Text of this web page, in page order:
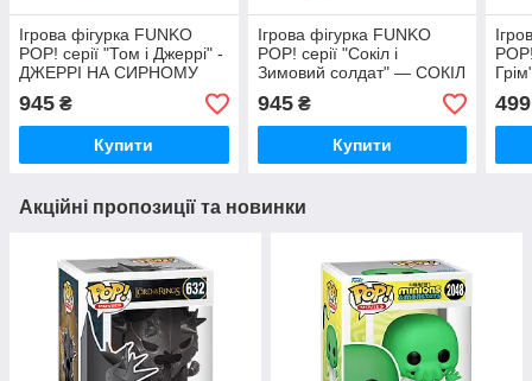
Ігрова фігурка FUNKO
POP! серії "Том і Джеррі" -
ДЖЕРРІ НА СИРНОМУ
МІСЯЦІ
945 ₴
Купити
Ігрова фігурка FUNKO
POP! серії "Сокіл і
Зимовий солдат" — СОКІЛ
945₴
Купити
499
Акційні пропозиції та новинки